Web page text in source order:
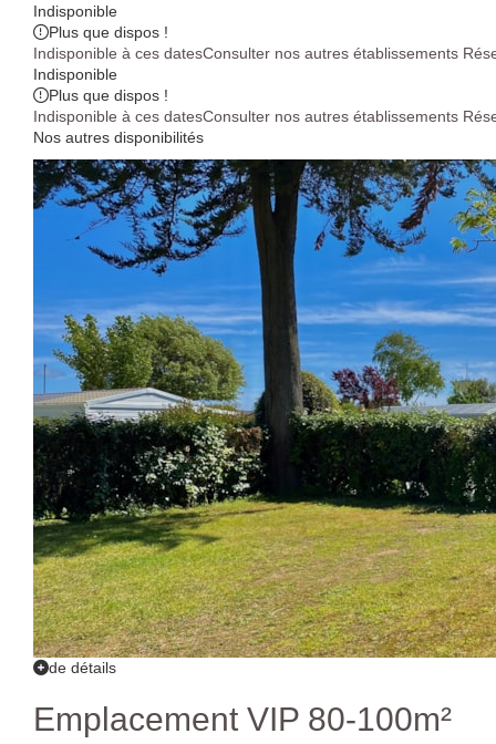
Indisponible
Plus que dispos !
Indisponible à ces datesConsulter nos autres établissements
Indisponible
Plus que dispos !
Indisponible à ces datesConsulter nos autres établissements
Nos autres disponibilités
de détails
Emplacement VIP 80-100m²